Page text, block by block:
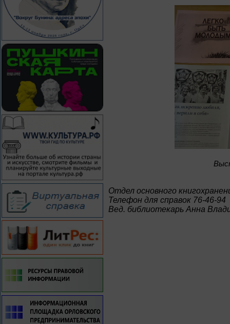
Отдел основного
Телефон для справок 76-46-94
Вед. библиотекарь Анна